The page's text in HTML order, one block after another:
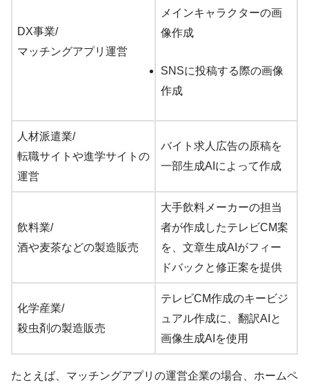
DX事業/
マッチングアプリ運営
メインキャラクターの画
像作成
SNSに投稿する際の画像
作成
人材派遣業/
転職サイトや進学サイトの
運営
バイト求人広告の原稿を
一部生成AIによって作成
飲料業/
酒や麦茶などの製造販売
大手飲料メーカーの担当
者が作成したテレビCM案
を、文章生成AIがフィー
ドバックと修正案を提供
化学産業/
殺虫剤の製造販売
テレビCM作成のキービジ
ュアル作成に、翻訳AIと
画像生成AIを使用
たとえば、マッチングアプリの運営企業の場合、ホームペ